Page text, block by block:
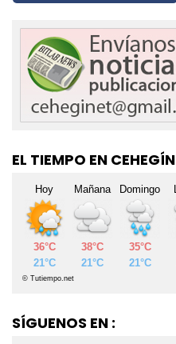
EL TIEMPO EN CEHEGÍN
SÍGUENOS EN :